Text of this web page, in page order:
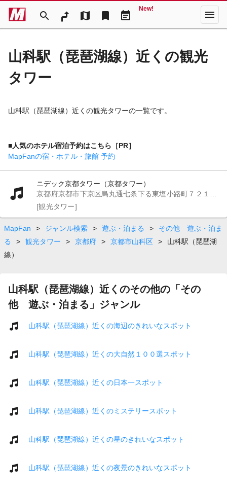
search map bookmark event_note
New! menu
山科駅（琵琶湖線）近くの観光
タワー
山科駅（琵琶湖線）近くの観光タワーの一覧です。
■人気のホテル宿泊予約はこちら［PR］
MapFanの宿・ホテル・旅館 予約
ニデック京都タワー（京都タワー）
京都府京都市下京区烏丸通七条下る東塩小路町７２１－１
[観光タワー]
MapFan > ジャンル検索 > 遊ぶ・泊まる >
その他 遊ぶ・泊ま
る
> 観光タワー > 京都府 > 京都市山科区 >
山科駅（琵琶湖
線）
山科駅（琵琶湖線）近くのその他の「その
他 遊ぶ・泊まる」ジャンル
山科駅（琵琶湖線）近くの海辺のきれいなスポット
山科駅（琵琶湖線）近くの大自然１００選スポット
山科駅（琵琶湖線）近くの日本一スポット
山科駅（琵琶湖線）近くのミステリースポット
山科駅（琵琶湖線）近くの星のきれいなスポット
山科駅（琵琶湖線）近くの夜景のきれいなスポット